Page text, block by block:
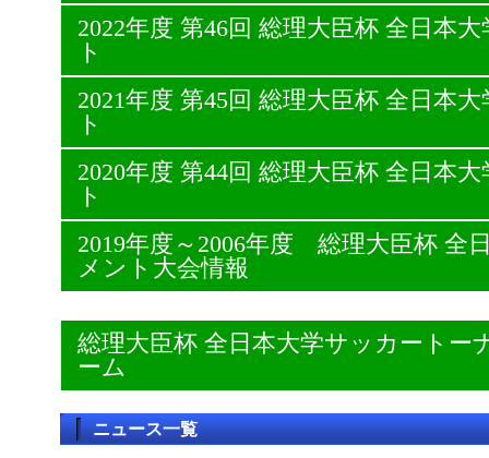
2022年度 第46回 総理大臣杯 全日本
ト
2021年度 第45回 総理大臣杯 全日本
ト
2020年度 第44回 総理大臣杯 全日本
ト
2019年度～2006年度 総理大臣杯 全
メント大会情報
総理大臣杯 全日本大学サッカート
ーム
ニュース一覧